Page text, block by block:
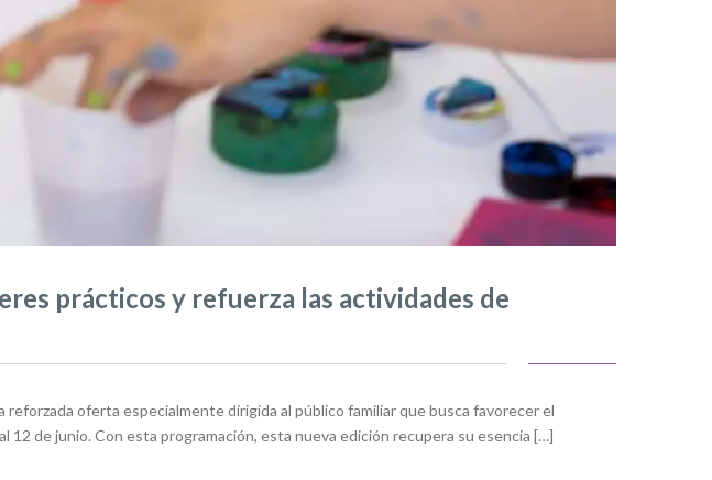
prácticos y refuerza las actividades de
oferta especialmente dirigida al público familiar que busca favorecer el
12 de junio. Con esta programación, esta nueva edición recupera su esencia […]